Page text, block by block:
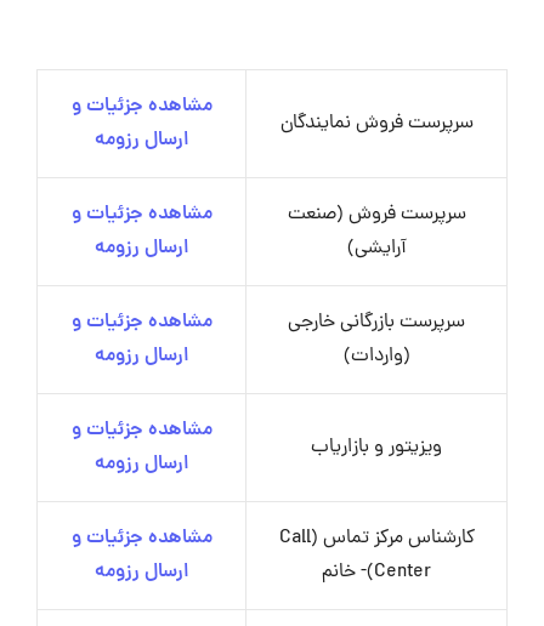
سرپرست فروش نمایندگان
مشاهده جزئیات و
ارسال رزومه
سرپرست فروش (صنعت
آرایشی)
مشاهده جزئیات و
ارسال رزومه
سرپرست بازرگانی خارجی
(واردات)
مشاهده جزئیات و
ارسال رزومه
ویزیتور و بازاریاب
مشاهده جزئیات و
ارسال رزومه
کارشناس مرکز تماس (Call
Center)- خانم
مشاهده جزئیات و
ارسال رزومه